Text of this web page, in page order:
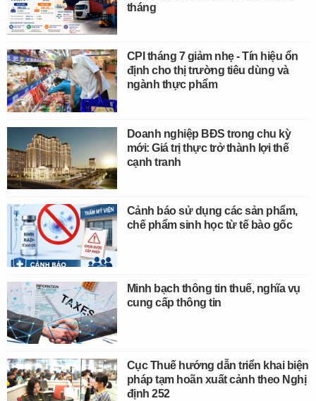
tháng
CPI tháng 7 giảm nhẹ - Tín hiệu ổn
định cho thị trường tiêu dùng và
ngành thực phẩm
Doanh nghiệp BĐS trong chu kỳ
mới: Giá trị thực trở thành lợi thế
cạnh tranh
Cảnh báo sử dụng các sản phẩm,
chế phẩm sinh học từ tế bào gốc
Minh bạch thông tin thuế, nghĩa vụ
cung cấp thông tin
Cục Thuế hướng dẫn triển khai biện
pháp tạm hoãn xuất cảnh theo Nghị
định 252